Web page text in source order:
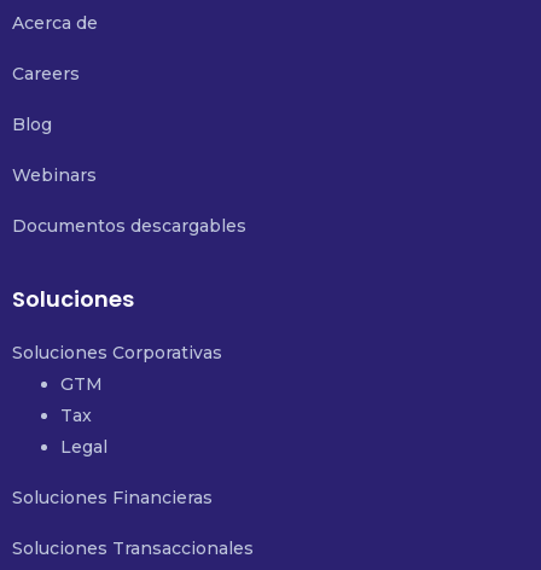
Acerca de
Careers
Blog
Webinars
Documentos descargables
Soluciones
Soluciones Corporativas
GTM
Tax
Legal
Soluciones Financieras
Soluciones Transaccionales